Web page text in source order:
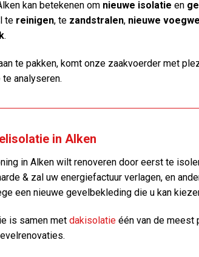
kan betekenen om nieuwe isolatie en
te reinigen, te zandstralen, nieuwe
.
te pakken, komt onze zaakvoerder met
analyseren.
in Alken
in Alken wilt renoveren door eerst te
& zal uw energiefactuur verlagen, en
een nieuwe gevelbekleding die u kan
is samen met dakisolatie één van de meest